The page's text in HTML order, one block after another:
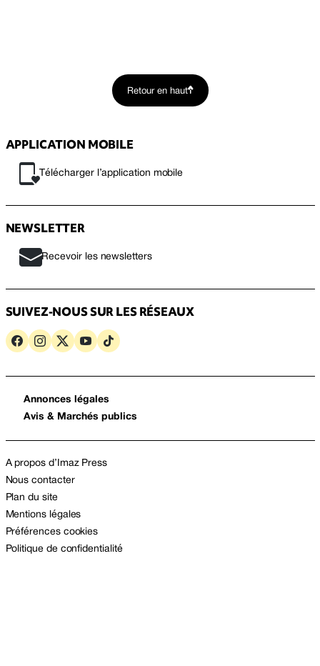
Retour en haut
APPLICATION MOBILE
Télécharger l’application mobile
NEWSLETTER
Recevoir les newsletters
SUIVEZ-NOUS SUR LES RÉSEAUX
Annonces légales
Avis & Marchés publics
A propos d’Imaz Press
Nous contacter
Plan du site
Mentions légales
Préférences cookies
Politique de confidentialité